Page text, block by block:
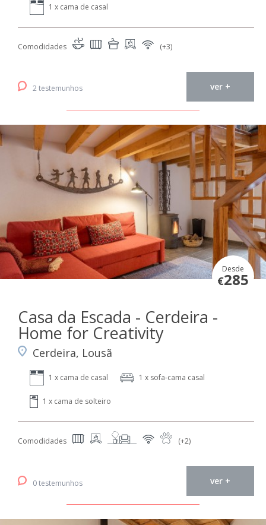
1 x cama de casal
Comodidades (+3)
2 testemunhos ver +
Desde
€285
Casa da Escada - Cerdeira -
Home for Creativity
Cerdeira, Lousã
1 x cama de casal 1 x sofa-cama casal
1 x cama de solteiro
Comodidades (+2)
0 testemunhos ver +